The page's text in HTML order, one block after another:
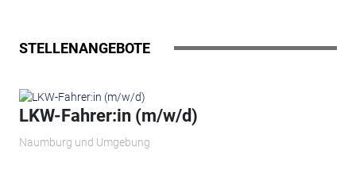
STELLENANGEBOTE
LKW-Fahrer:in (m/w/d)
Naumburg und Umgebung